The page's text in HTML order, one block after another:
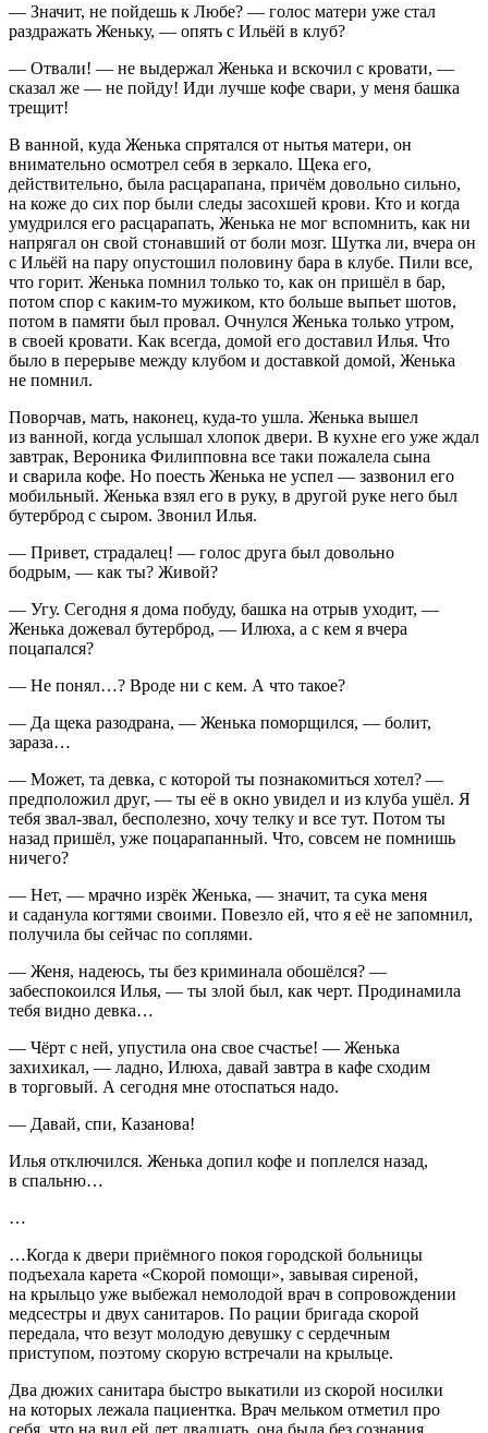
— Значит, не пойдешь к Любе? — голос матери уже стал
раздражать Женьку, — опять с Ильёй в клуб?
— Отвали! — не выдержал Женька и вскочил с кровати, —
сказал же — не пойду! Иди лучше кофе свари, у меня башка
трещит!
В ванной, куда Женька спрятался от нытья матери, он
внимательно осмотрел себя в зеркало. Щека его,
действительно, была расцарапана, причём довольно сильно,
на коже до сих пор были следы засохшей крови. Кто и когда
умудрился его расцарапать, Женька не мог вспомнить, как ни
напрягал он свой стонавший от боли мозг. Шутка ли, вчера он
с Ильёй на пару опустошил половину бара в клубе. Пили все,
что горит. Женька помнил только то, как он пришёл в бар,
потом спор с каким-то мужиком, кто больше выпьет шотов,
потом в памяти был провал. Очнулся Женька только утром,
в своей кровати. Как всегда, домой его доставил Илья. Что
было в перерыве между клубом и доставкой домой, Женька
не помнил.
Поворчав, мать, наконец, куда-то ушла. Женька вышел
из ванной, когда услышал хлопок двери. В кухне его уже ждал
завтрак, Вероника Филипповна все таки пожалела сына
и сварила кофе. Но поесть Женька не успел — зазвонил его
мобильный. Женька взял его в руку, в другой руке него был
бутерброд с сыром. Звонил Илья.
— Привет, страдалец! — голос друга был довольно
бодрым, — как ты? Живой?
— Угу. Сегодня я дома побуду, башка на отрыв уходит, —
Женька дожевал бутерброд, — Илюха, а с кем я вчера
поцапался?
— Не понял…? Вроде ни с кем. А что такое?
— Да щека разодрана, — Женька поморщился, — болит,
зараза…
— Может, та девка, с которой ты познакомиться хотел? —
предположил друг, — ты её в окно увидел и из клуба ушёл. Я
тебя звал-звал, бесполезно, хочу телку и все тут. Потом ты
назад пришёл, уже поцарапанный. Что, совсем не помнишь
ничего?
— Нет, — мрачно изрёк Женька, — значит, та сука меня
и саданула когтями своими. Повезло ей, что я её не запомнил,
получила бы сейчас по соплями.
— Женя, надеюсь, ты без криминала обошёлся? —
забеспокоился Илья, — ты злой был, как черт. Продинамила
тебя видно девка…
— Чёрт с ней, упустила она свое счастье! — Женька
захихикал, — ладно, Илюха, давай завтра в кафе сходим
в торговый. А сегодня мне отоспаться надо.
— Давай, спи, Казанова!
Илья отключился. Женька допил кофе и поплелся назад,
в спальню…
…
…Когда к двери приёмного покоя городской больницы
подъехала карета «Скорой помощи», завывая сиреной,
на крыльцо уже выбежал немолодой врач в сопровождении
медсестры и двух санитаров. По рации бригада скорой
передала, что везут молодую девушку с сердечным
приступом, поэтому скорую встречали на крыльце.
Два дюжих санитара быстро выкатили из скорой носилки
на которых лежала пациентка. Врач мельком отметил про
себя, что на вид ей лет двадцать, она была без сознания,